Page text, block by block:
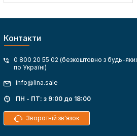
Контакти
0 800 20 55 02 (безкоштовно з будь-
по Україні)
info@lina.sale
ПН - ПТ: з 9:00 до 18:00
Зворотній зв'язок